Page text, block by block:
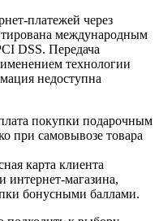
платежей через
международным
DSS. Передача
технологии
недоступна
покупки подарочным
при самовывозе товара
карта клиента
интернет-магазина,
бонусными баллами.